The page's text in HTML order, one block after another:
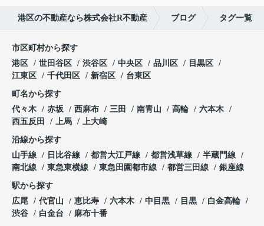
港区の不動産なら株式会社R不動産 ブログ タグ一覧
市区町村から探す
港区
世田谷区 渋谷区 中央区 品川区
目黒区
江東区
千代田区 新宿区 台東区
町名から探す
代々木
赤坂 西麻布 三田 南青山 高輪
六本木
西五反田
上馬 上大崎
沿線から探す
山手線
日比谷線 都営大江戸線 都営浅草線
半蔵門線
南北線
東急東横線 東急田園都市線 都営三田線 銀座線
駅から探す
広尾
代官山 恵比寿 六本木 中目黒 目黒
白金高輪
渋谷
白金台 麻布十番